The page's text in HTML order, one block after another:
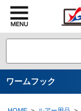
ワームフック